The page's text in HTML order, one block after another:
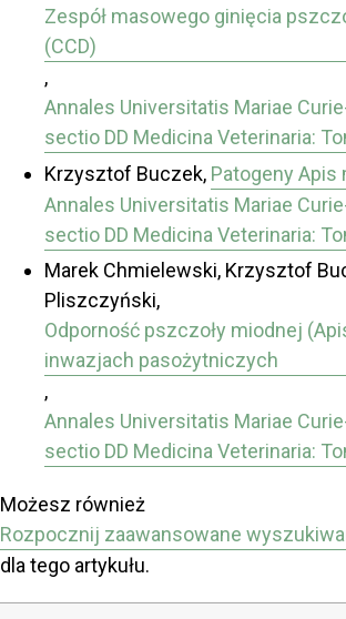
Zespół masowego ginięcia
(CCD)
,
Annales Universitatis Mariae
sectio DD Medicina Veterinaria:
Krzysztof Buczek, Patogeny Apis
Annales Universitatis Mariae
sectio DD Medicina Veterinaria:
Marek Chmielewski, Krzysztof
Pliszczyński,
Odporność pszczoły miodnej
inwazjach pasożytniczych
,
Annales Universitatis Mariae
sectio DD Medicina Veterinaria:
Możesz również
Rozpocznij zaawansowane
dla tego artykułu.